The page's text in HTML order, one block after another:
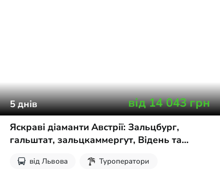
5днів від14 043грн
Яскраві діаманти Австрії: Зальцбург,
гальштат, зальцкаммергут, Відень та
від Львова
Туроператори